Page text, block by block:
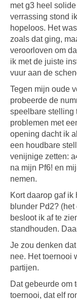
met g3 heel
verrassing stond
hopeloos. Het
zoals dat ging,
veroorloven om
ik met de juiste
vuur aan de
Tegen mijn oude
probeerde de
speelbare stelling
problemen met
opening dacht ik
een houdbare
venijnige zetten:
na mijn Pf6! en
nemen.
Kort daarop gaf ik
blunder Pd2?
besloot ik af te
standhouden.
Je zou denken
nee. Het toernooi
partijen.
Dat gebeurde om
toernooi, dat elf